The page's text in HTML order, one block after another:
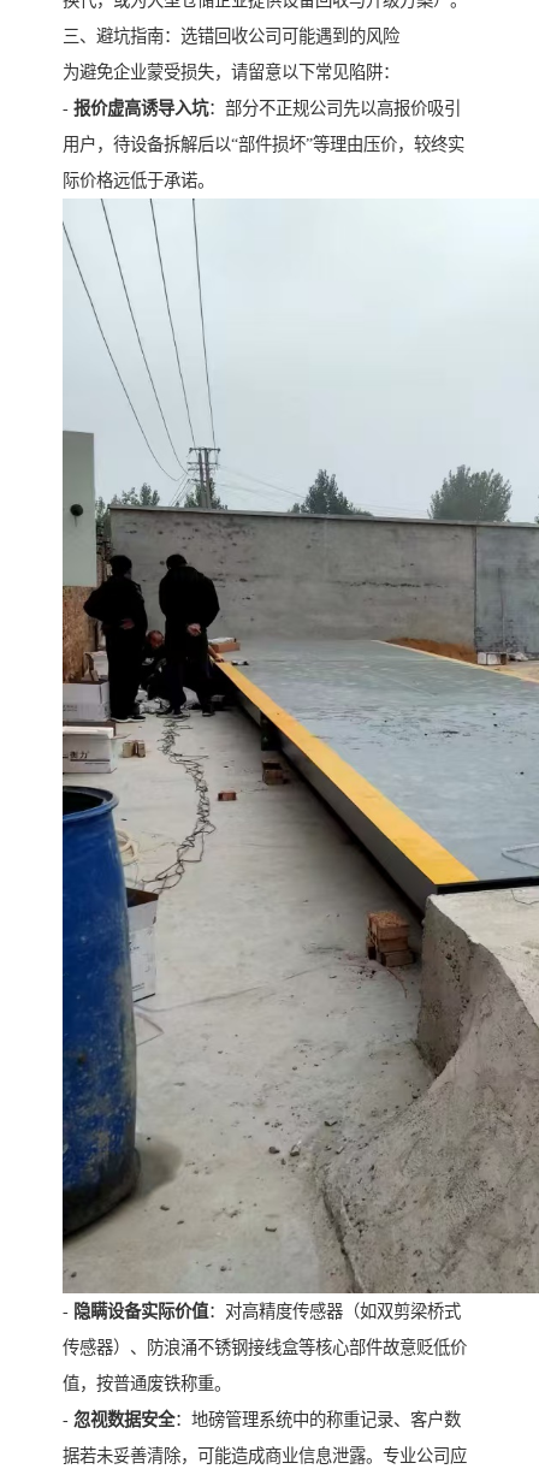
三、避坑指南：选错回收公司可能遇到的风险
为避免企业蒙受损失，请留意以下常见陷阱：
- 报价虚高诱导入坑：部分不正规公司先以高报价吸引
用户，待设备拆解后以“部件损坏”等理由压价，较终实
际价格远低于承诺。
- 隐瞒设备实际价值：对高精度传感器（如双剪梁桥式
传感器）、防浪涌不锈钢接线盒等核心部件故意贬低价
值，按普通废铁称重。
- 忽视数据安全：地磅管理系统中的称重记录、客户数
据若未妥善清除，可能造成商业信息泄露。专业公司应